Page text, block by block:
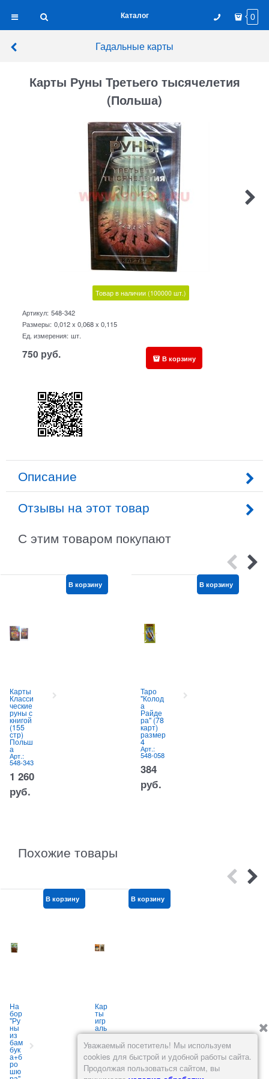
Каталог 0
Гадальные карты
Карты Руны Третьего тысячелетия
(Польша)
Товар в наличии (100000 шт.)
Артикул: 548-342
Размеры: 0,012 x 0,068 x 0,115
Ед. измерения: шт.
750 руб. В корзину
Описание
Отзывы на этот товар
С этим товаром покупают
Карты
Класси
ческие
руны с
книгой
(155
стр)
Польш
а
Арт.:
548-343
1 260
руб.
В корзину
Таро
"Колод
а
Райде
ра" (78
карт)
размер
4
Арт.:
548-058
384
руб.
В корзину
Похожие товары
На
бор
"Ру
ны
из
бам
бук
а+б
ро
шю
В корзину
Кар
ты
игр
аль
ны
е
Ro
ma
w
В корзину
ны
е
36
кар
«Be
Уважаемый посетитель! Мы используем
cookies для быстрой и удобной работы сайта.
Продолжая пользоваться сайтом, вы